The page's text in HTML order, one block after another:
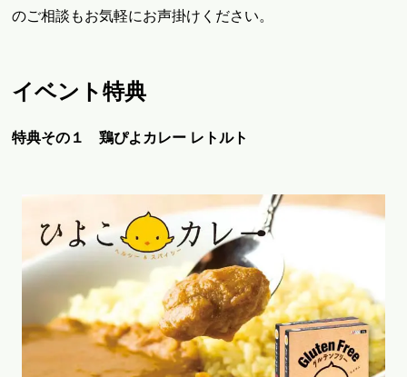
のご相談もお気軽にお声掛けください。
イベント特典
特典その１ 鶏ぴよカレー レトルト